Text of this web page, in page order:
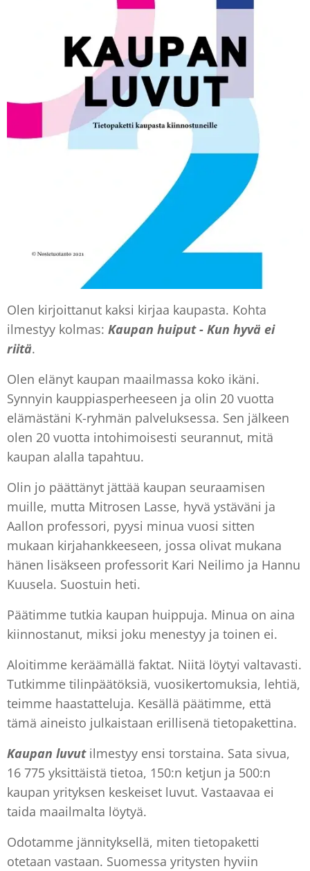
Olen kirjoittanut kaksi kirjaa kaupasta. Kohta
ilmestyy kolmas: Kaupan huiput - Kun hyvä ei
riitä.
Olen elänyt kaupan maailmassa koko ikäni.
Synnyin kauppiasperheeseen ja olin 20 vuotta
elämästäni K-ryhmän palveluksessa. Sen jälkeen
olen 20 vuotta intohimoisesti seurannut, mitä
kaupan alalla tapahtuu.
Olin jo päättänyt jättää kaupan seuraamisen
muille, mutta Mitrosen Lasse, hyvä ystäväni ja
Aallon professori, pyysi minua vuosi sitten
mukaan kirjahankkeeseen, jossa olivat mukana
hänen lisäkseen professorit Kari Neilimo ja Hannu
Kuusela. Suostuin heti.
Päätimme tutkia kaupan huippuja. Minua on aina
kiinnostanut, miksi joku menestyy ja toinen ei.
Aloitimme keräämällä faktat. Niitä löytyi valtavasti.
Tutkimme tilinpäätöksiä, vuosikertomuksia, lehtiä,
teimme haastatteluja. Kesällä päätimme, että
tämä aineisto julkaistaan erillisenä tietopakettina.
Kaupan luvut ilmestyy ensi torstaina. Sata sivua,
16 775 yksittäistä tietoa, 150:n ketjun ja 500:n
kaupan yrityksen keskeiset luvut. Vastaavaa ei
taida maailmalta löytyä.
Odotamme jännityksellä, miten tietopaketti
otetaan vastaan. Suomessa yritysten hyviin